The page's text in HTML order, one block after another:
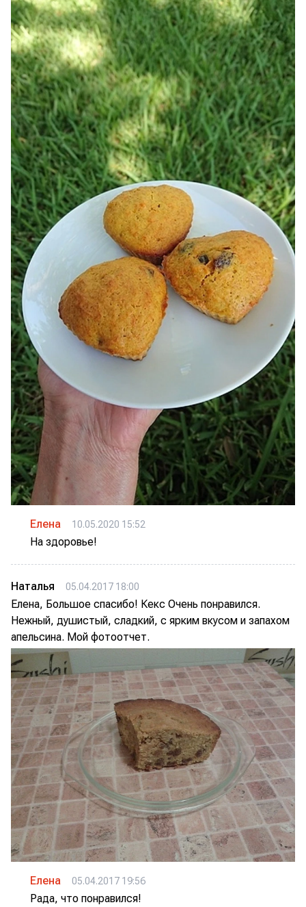
Елена 10.05.2020 15:52
На здоровье!
Наталья 05.04.2017 18:00
Елена, Большое спасибо! Кекс Очень понравился.
Нежный, душистый, сладкий, с ярким вкусом и запахом
апельсина. Мой фотоотчет.
Елена 05.04.2017 19:56
Рада, что понравился!